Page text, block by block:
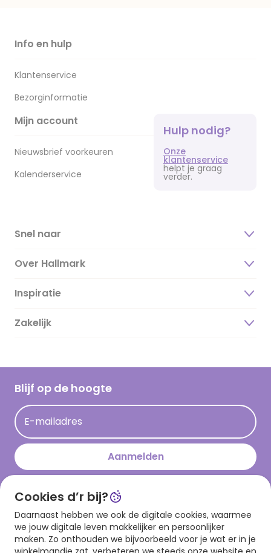
Info en hulp
Klantenservice
Bezorginformatie
Mijn account
Nieuwsbrief voorkeuren
Kalenderservice
Hulp nodig?
Onze
klantenservice
helpt je graag
verder.
Snel naar
Over Hallmark
Over ons
Duurzaamheid
Hallmark Kaartclub
Acties
Persberichten
Hallmark en Kinderpostzegels
Inspiratie
Magazine
Cadeau inspiratie
Kaartinspiratie
Zakelijk
Blijf op de hoogte
E-mailadres
Aanmelden
Download onze app
Cookies d’r bij?
Daarnaast hebben we ook de digitale cookies, waarmee
we jouw digitale leven makkelijker en persoonlijker
maken. Zo onthouden we bijvoorbeeld voor je wat er in je